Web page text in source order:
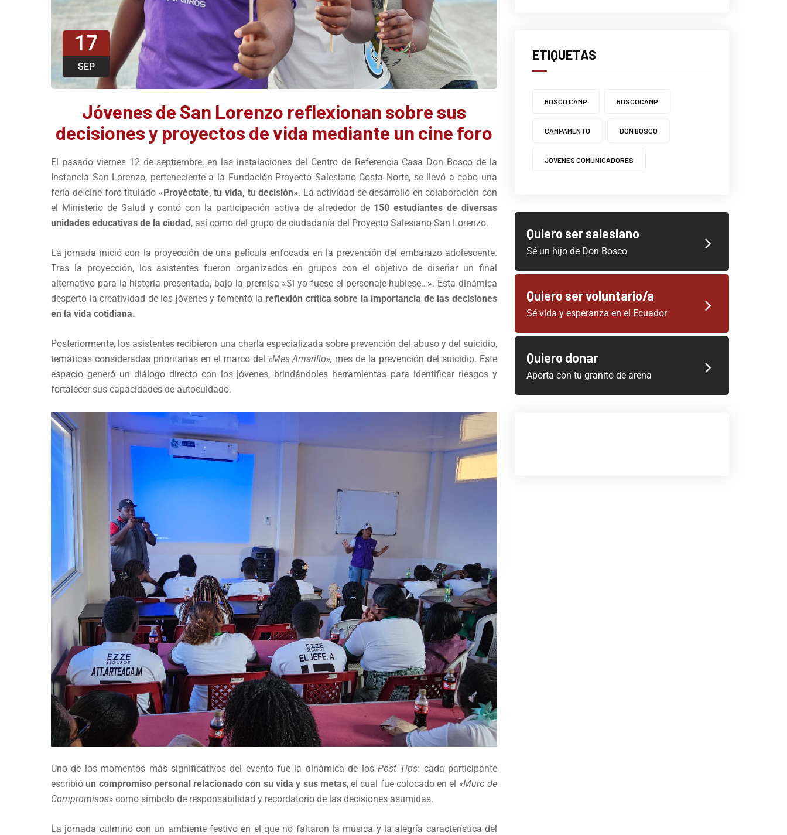
17
SEP
Jóvenes de San Lorenzo reflexionan sobre sus
decisiones y proyectos de vida mediante un cine foro
El pasado viernes 12 de septiembre, en las instalaciones del Centro de Referencia Casa Don Bosco de la
Instancia San Lorenzo, perteneciente a la Fundación Proyecto Salesiano Costa Norte, se llevó a cabo una
feria de cine foro titulado «Proyéctate, tu vida, tu decisión». La actividad se desarrolló en colaboración con
el Ministerio de Salud y contó con la participación activa de alrededor de 150 estudiantes de diversas
unidades educativas de la ciudad, así como del grupo de ciudadanía del Proyecto Salesiano San Lorenzo.
La jornada inició con la proyección de una película enfocada en la prevención del embarazo adolescente.
Tras la proyección, los asistentes fueron organizados en grupos con el objetivo de diseñar un final
alternativo para la historia presentada, bajo la premisa «Si yo fuese el personaje hubiese…». Esta dinámica
despertó la creatividad de los jóvenes y fomentó la reflexión crítica sobre la importancia de las decisiones
en la vida cotidiana.
Posteriormente, los asistentes recibieron una charla especializada sobre prevención del abuso y del suicidio,
temáticas consideradas prioritarias en el marco del «Mes Amarillo», mes de la prevención del suicidio. Este
espacio generó un diálogo directo con los jóvenes, brindándoles herramientas para identificar riesgos y
fortalecer sus capacidades de autocuidado.
Uno de los momentos más significativos del evento fue la dinámica de los Post Tips: cada participante
escribióun compromiso personal relacionado con su vida y sus metas, el cual fue colocado en el «Muro de
Compromisos» como símbolo de responsabilidad y recordatorio de las decisiones asumidas.
La jornada culminó con un ambiente festivo en el que no faltaron la música y la alegría característica del
ETIQUETAS
BOSCO CAMP BOSCOCAMP
CAMPAMENTO DON BOSCO
JOVENES COMUNICADORES
Quiero ser salesiano
Sé un hijo de Don Bosco
Quiero ser voluntario/a
Sé vida y esperanza en el Ecuador
Quiero donar
Aporta con tu granito de arena